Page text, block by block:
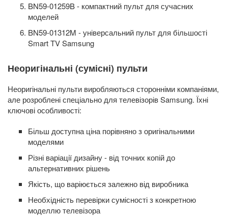
BN59-01259B - компактний пульт для сучасних
моделей
BN59-01312M - універсальний пульт для більшості
Smart TV Samsung
Неоригінальні (сумісні) пульти
Неоригінальні пульти виробляються сторонніми компаніями,
але розроблені спеціально для телевізорів Samsung. Їхні
ключові особливості:
Більш доступна ціна порівняно з оригінальними
моделями
Різні варіації дизайну - від точних копій до
альтернативних рішень
Якість, що варіюється залежно від виробника
Необхідність перевірки сумісності з конкретною
моделлю телевізора